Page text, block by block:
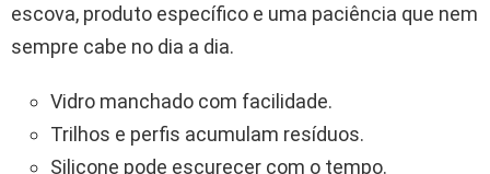
escova, produto específico e uma paciência que nem
sempre cabe no dia a dia.
Vidro manchado com facilidade.
Trilhos e perfis acumulam resíduos.
Silicone pode escurecer com o tempo.